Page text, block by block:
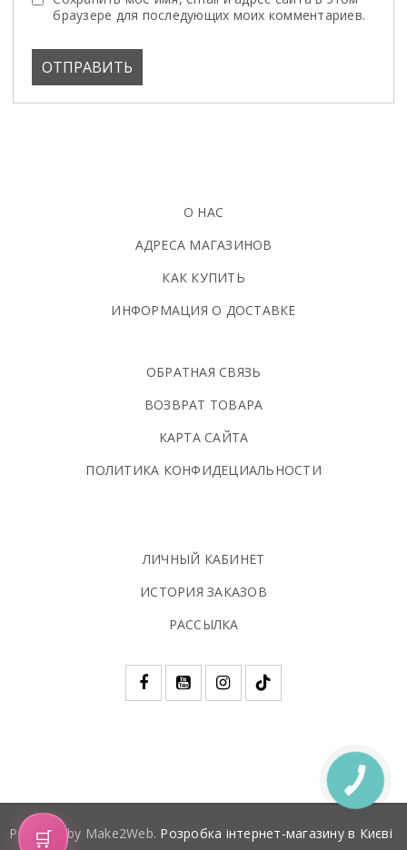
браузере для последующих моих комментариев.
О НАС
АДРЕСА МАГАЗИНОВ
КАК КУПИТЬ
ИНФОРМАЦИЯ О ДОСТАВКЕ
ОБРАТНАЯ СВЯЗЬ
ВОЗВРАТ ТОВАРА
КАРТА САЙТА
ПОЛИТИКА КОНФИДЕЦИАЛЬНОСТИ
ЛИЧНЫЙ КАБИНЕТ
ИСТОРИЯ ЗАКАЗОВ
РАССЫЛКА
Powered by Make2Web. Розробка інтернет-магазину в Києві
🛒
КНОПКА
ЗВ'ЯЗКУ